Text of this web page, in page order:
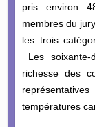
pris environ
membres du
les trois
Les soixante-
richesse des
températures